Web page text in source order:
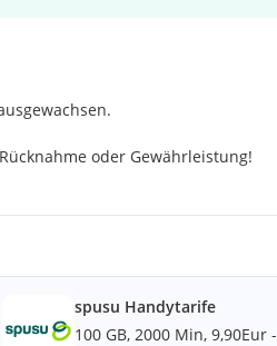
oder Gewährleistung!
spusu Handytarife
100 GB, 2000 Min, 9,90Eur -